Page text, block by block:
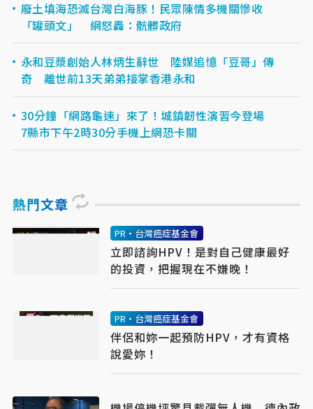
廢土填海恐滅台灣白海豚！民眾陳情多機關慘收
「罐頭文」 網怒轟：骯髒政府
永和豆漿創始人林炳生辭世 陸媒追憶「豆哥」傳
奇 離世前13天弟弟接掌香港永和
30分鐘「網路龜速」來了！城鎮韌性演習今登場
7縣市下午2時30分手機上網恐卡關
熱門文章
PR・台灣癌症基金會
立即諮詢HPV！是對自己健康最好
的投資，把握現在不嫌晚！
PR・台灣癌症基金會
伴侶和妳一起預防HPV，才有資格
說愛妳！